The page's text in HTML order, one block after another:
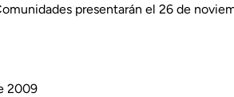
presentarán el 26 de
2009